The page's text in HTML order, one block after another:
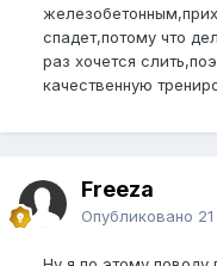
спадет,потому что
раз хочется
качественную
Freeza
Опубликовано